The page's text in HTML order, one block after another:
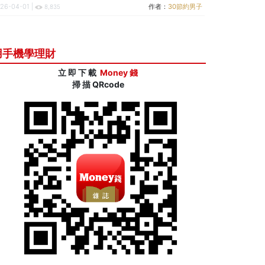
04-01 | 8,835 作者： 30節約男子
手機學理財
立 即 下 載 Money 錢
掃 描 QRcode